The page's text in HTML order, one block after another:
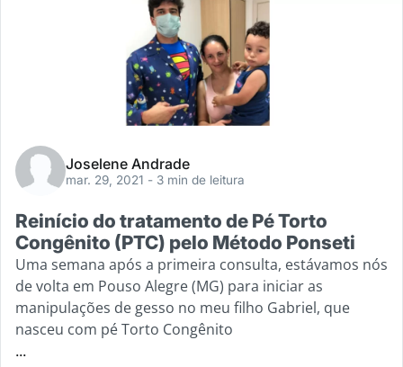
Joselene Andrade
mar. 29, 2021 - 3 min de leitura
Reinício do tratamento de Pé Torto
Congênito (PTC) pelo Método Ponseti
Uma semana após a primeira consulta, estávamos nós
de volta em Pouso Alegre (MG) para iniciar as
manipulações de gesso no meu filho Gabriel, que
nasceu com pé Torto Congênito
...